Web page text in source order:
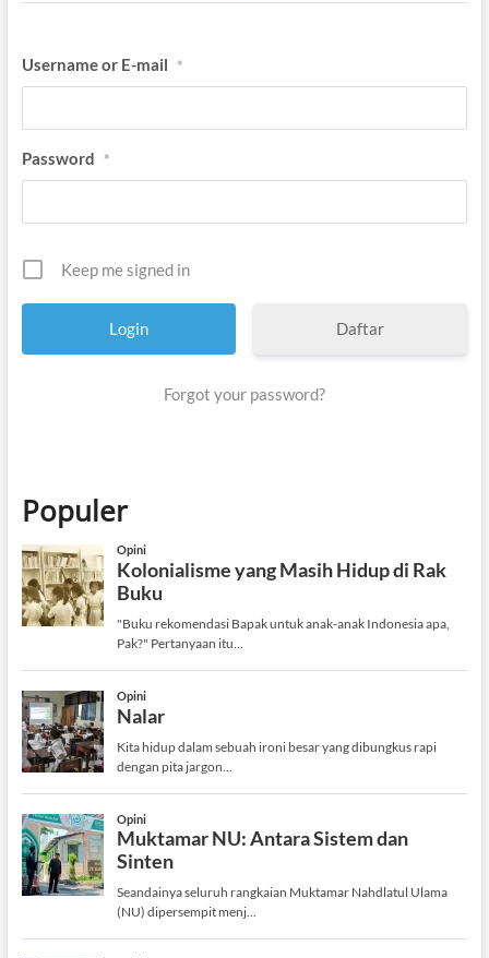
Username or E-mail *
Password *
Keep me signed in
Daftar
Forgot your password?
Populer